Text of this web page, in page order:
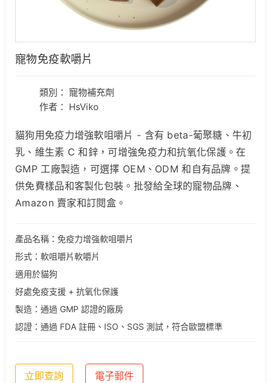
寵物免疫軟嚼片
類別： 寵物補充劑
作者： HsViko
貓狗用免疫力增強軟咀嚼片 - 含有 beta-葡聚糖、牛初
乳、維生素 C 和鋅，可增強免疫力和抗氧化保護。在
GMP 工廠製造，可選擇 OEM、ODM 和自有品牌。提
供免費樣品和客製化包裝。批發給全球的寵物品牌、
Amazon 賣家和訂閱盒。
產品名稱：免疫力增強軟咀嚼片
形式：軟咀嚼片軟嚼片
適用於貓狗
好處免疫支援 + 抗氧化保護
製造：通過 GMP 認證的廠房
認證：通過 FDA 註冊、ISO、SGS 測試，符合歐盟標準
立即查詢 電子郵件